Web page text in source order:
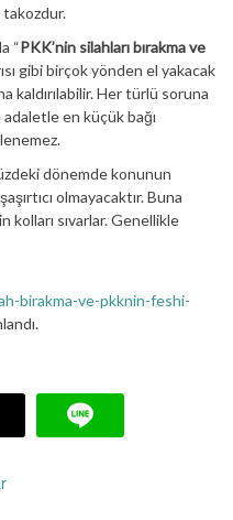
takozdur.
“PKK’nin silahları bırakma ve
gibi birçok yönden el yakacak
kaldırılabilir. Her türlü soruna
en küçük bağı
dönemde konunun
olmayacaktır. Buna
kolları sıvarlar. Genellikle
birakma-ve-pkknin-feshi-